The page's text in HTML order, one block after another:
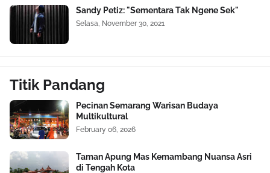
Sandy Petiz: "Sementara Tak Ngene Sek"
Selasa, November 30, 2021
Titik Pandang
Pecinan Semarang Warisan Budaya
Multikultural
February 06, 2026
Taman Apung Mas Kemambang Nuansa Asri
di Tengah Kota